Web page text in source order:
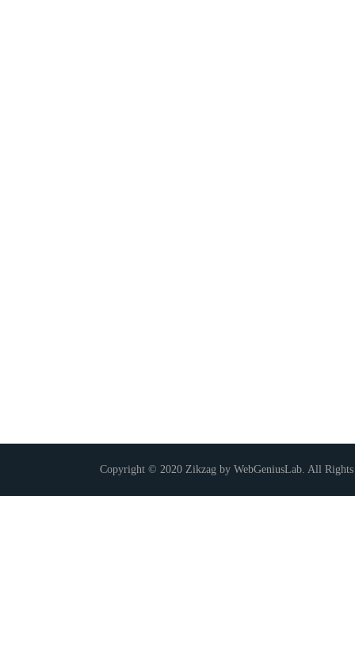
Copyright © 2020 Zikzag by WebGeniusLab. All Rights